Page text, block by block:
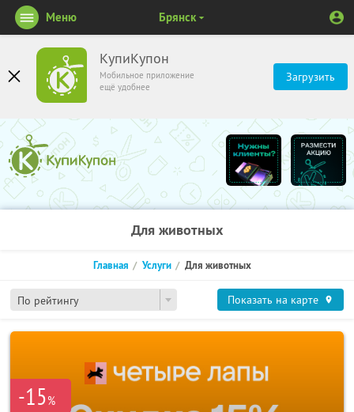
КупиКупон
Мобильное приложение
ещё удобнее
Загрузить
Меню Брянск
Для животных
По рейтингу
Главная Услуги Для животных
Показать на карте
-15%